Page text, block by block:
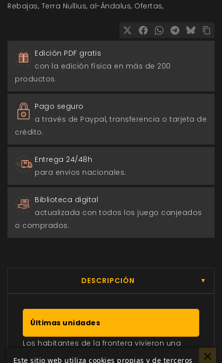
Rebajas Terra Nullius al-Ándalus Ofertas
Edición PDF gratis
con la edición física en más de 200
productos.
Pago seguro
a través de Paypal, transferencia o tarjeta de
crédito.
Entrega 24/48h
para envios nacionales.
Biblioteca digital
actualizada con todos los juego canjeados
o comprados.
DESCRIPCIÓN ▼
Últimas unidades
Los habitantes de la frontera vivieron una
vida aventurera y llena de peligros, siempre
Este sitio web utiliza cookies propias y de terceros